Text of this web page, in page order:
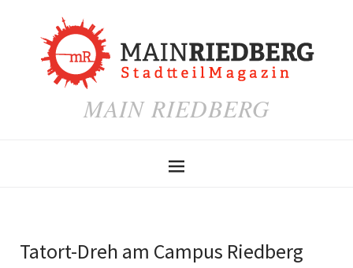
MAIN RIEDBERG
Tatort-Dreh am Campus Riedberg